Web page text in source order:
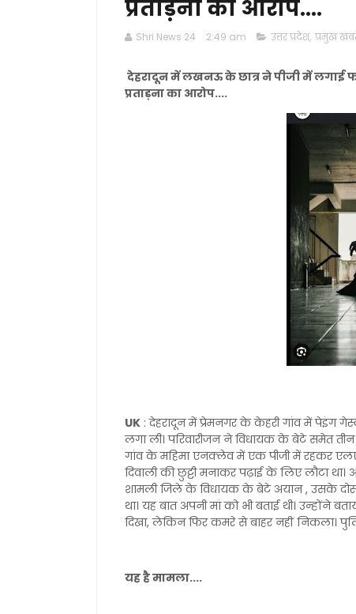
प्रताड़ना का आरोप....
Shri News 24 2:49 am उत्तर प्रदेश, प्रमुख
देहरादून में लखनऊ के छात्र ने पीजी में लगाई
प्रताड़ना का आरोप....
UK : देहरादून में प्रेमनगर के केहरी गांव में पेइंग
लगा ली। परिवारीजन ने विधायक के बेटे समेत तीन
गांव के महिमा एनक्लेव में एक पीजी में रहकर
दिवाली की छुट्टी मनाकर पढ़ाई के लिए लौटा
शामली जिले के विधायक के बेटे अयान , उसके
था। यह बात अपनी मां को भी बताई थी। उन्होंने
दिखा, लेकिन फिर कमरे से बाहर नहीं निकला।
यह है मामला....